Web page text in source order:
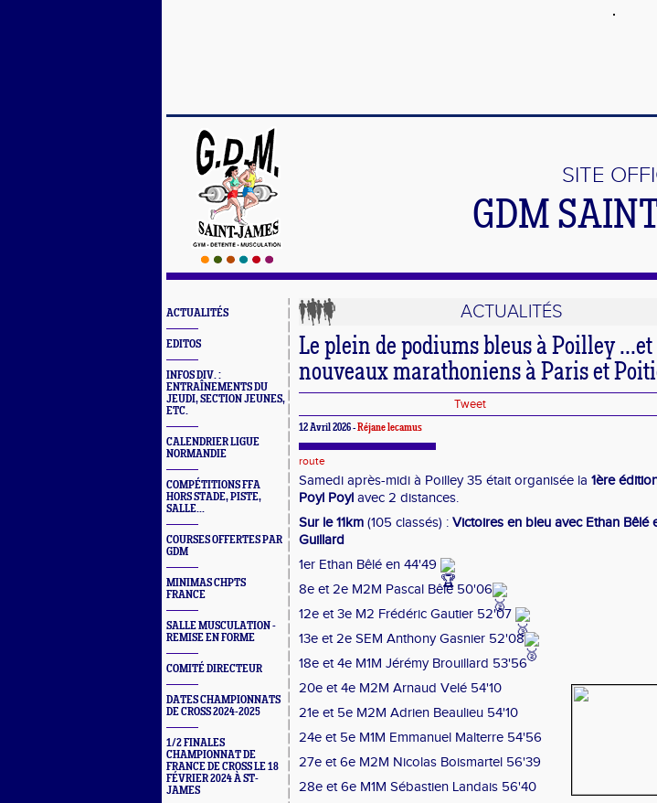
SITE
GDM
ACTUALITÉS
EDITOS
INFOS DIV. :
ENTRAÎNEMENTS DU
JEUDI, SECTION JEUNES,
ETC.
CALENDRIER LIGUE
NORMANDIE
COMPÉTITIONS FFA
HORS STADE, PISTE,
SALLE...
COURSES OFFERTES PAR
GDM
MINIMAS CHPTS
FRANCE
SALLE MUSCULATION -
REMISE EN FORME
COMITÉ DIRECTEUR
DATES CHAMPIONNATS
DE CROSS 2024-2025
1/2 FINALES
CHAMPIONNAT DE
FRANCE DE CROSS LE 18
FÉVRIER 2024 À ST-
JAMES
ACTUALITÉS
Le plein de podiums bleus à Poilley ...et
nouveaux marathoniens à Paris et
Tweet
12 Avril 2026 -Réjane lecamus
route
Samedi après-midi à Poilley 35 était organisée la 1ère
Poyl Poyl avec 2 distances.
Sur le 11km (105 classés) : Victoires en bleu avec Ethan Bêlé
Guillard
1er Ethan Bêlé en 44'49
8e et 2e M2M Pascal Bêlé 50'06
12e et 3e M2 Frédéric Gautier 52'07
13e et 2e SEM Anthony Gasnier 52'08
18e et 4e M1M Jérémy Brouillard 53'56
20e et 4e M2M Arnaud Velé 54'10
21e et 5e M2M Adrien Beaulieu 54'10
24e et 5e M1M Emmanuel Malterre 54'56
27e et 6e M2M Nicolas Boismartel 56'39
28e et 6e M1M Sébastien Landais 56'40